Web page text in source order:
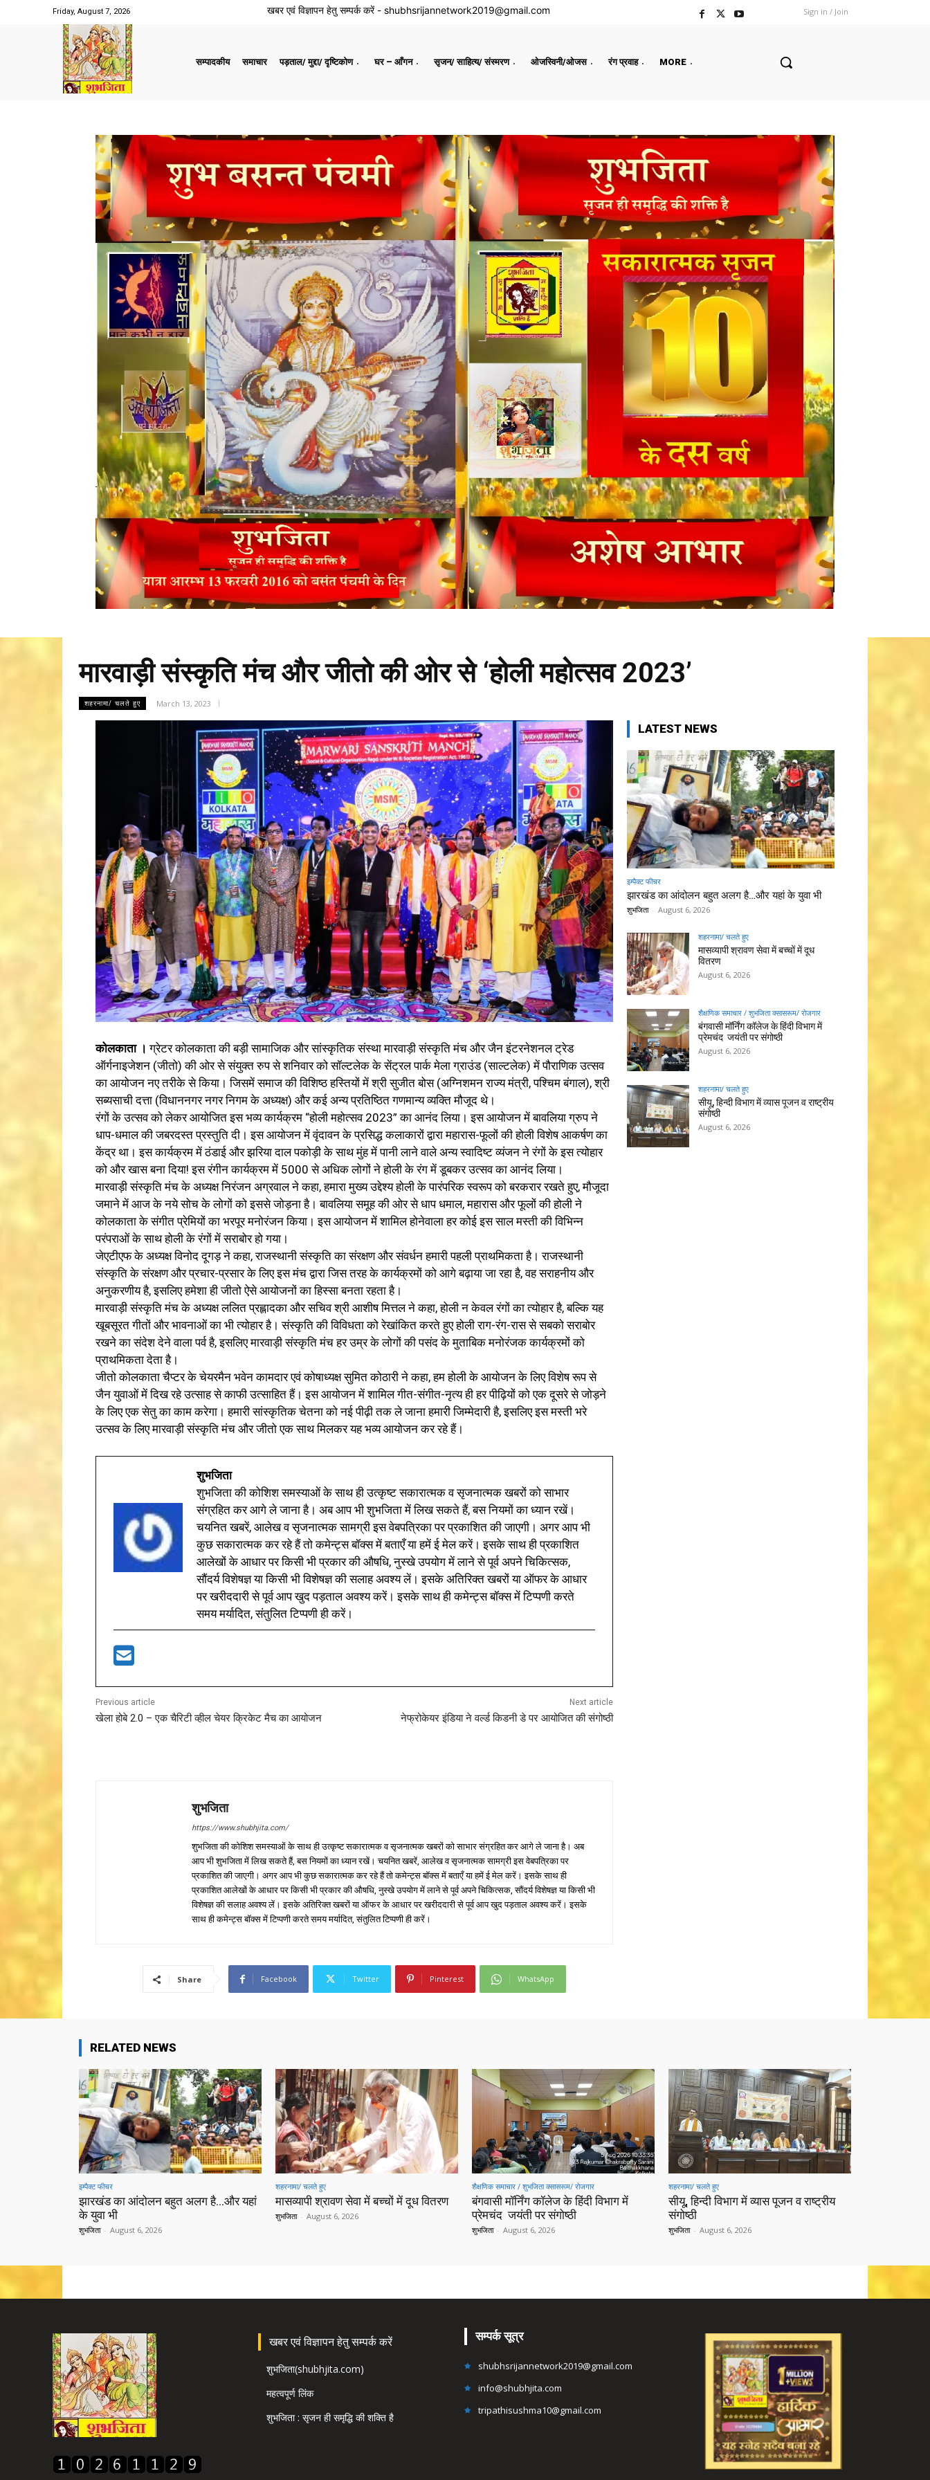
Friday, August 7, 2026 खबर एवं विज्ञापन हेतु सम्पर्क करें - shubhsrijannetwork2019@gmail.com Sign in / Join
सम्पादकीय समाचार पड़ताल/ मुद्दा/ दृष्टिकोण घर – आँगन सृजन/ साहित्य/ संस्मरण ओजस्विनी/ओजस रंग प्रवाह MORE
मारवाड़ी संस्कृति मंच और जीतो की ओर से ‘होली महोत्सव 2023’
शहरनामा/ चलते हुए March 13, 2023
कोलकाता । ग्रेटर कोलकाता की बड़ी सामाजिक और सांस्कृतिक संस्था मारवाड़ी संस्कृति मंच और जैन इंटरनेशनल ट्रेड
ऑर्गनाइजेशन (जीतो) की ओर से संयुक्त रुप से शनिवार को सॉल्टलेक के सेंट्रल पार्क मेला ग्राउंड (साल्टलेक) में पौराणिक उत्सव
का आयोजन नए तरीके से किया। जिसमें समाज की विशिष्ठ हस्तियों में श्री सुजीत बोस (अग्निशमन राज्य मंत्री, पश्चिम बंगाल), श्री
सब्यसाची दत्ता (विधाननगर नगर निगम के अध्यक्ष) और कई अन्य प्रतिष्ठित गणमान्य व्यक्ति मौजूद थे।
रंगों के उत्सव को लेकर आयोजित इस भव्य कार्यक्रम “होली महोत्सव 2023” का आनंद लिया। इस आयोजन में बावलिया ग्रुप ने
धाप-धमाल की जबरदस्त प्रस्तुति दी। इस आयोजन में वृंदावन के प्रसिद्ध कलाकारों द्वारा महारास-फूलों की होली विशेष आकर्षण का
केंद्र था। इस कार्यक्रम में ठंडाई और झरिया दाल पकोड़ी के साथ मुंह में पानी लाने वाले अन्य स्वादिष्ट व्यंजन ने रंगों के इस त्योहार
को और खास बना दिया! इस रंगीन कार्यक्रम में 5000 से अधिक लोगों ने होली के रंग में डूबकर उत्सव का आनंद लिया।
मारवाड़ी संस्कृति मंच के अध्यक्ष निरंजन अग्रवाल ने कहा, हमारा मुख्य उद्देश्य होली के पारंपरिक स्वरूप को बरकरार रखते हुए, मौजूदा
जमाने में आज के नये सोच के लोगों को इससे जोड़ना है। बावलिया समूह की ओर से धाप धमाल, महारास और फूलों की होली ने
कोलकाता के संगीत प्रेमियों का भरपूर मनोरंजन किया। इस आयोजन में शामिल होनेवाला हर कोई इस साल मस्ती की विभिन्न
परंपराओं के साथ होली के रंगों में सराबोर हो गया।
जेएटीएफ के अध्यक्ष विनोद दूगड़ ने कहा, राजस्थानी संस्कृति का संरक्षण और संवर्धन हमारी पहली प्राथमिकता है। राजस्थानी
संस्कृति के संरक्षण और प्रचार-प्रसार के लिए इस मंच द्वारा जिस तरह के कार्यक्रमों को आगे बढ़ाया जा रहा है, वह सराहनीय और
अनुकरणीय है, इसलिए हमेशा ही जीतो ऐसे आयोजनों का हिस्सा बनता रहता है।
मारवाड़ी संस्कृति मंच के अध्यक्ष ललित प्रह्लादका और सचिव श्री आशीष मित्तल ने कहा, होली न केवल रंगों का त्योहार है, बल्कि यह
खूबसूरत गीतों और भावनाओं का भी त्योहार है। संस्कृति की विविधता को रेखांकित करते हुए होली राग-रंग-रास से सबको सराबोर
रखने का संदेश देने वाला पर्व है, इसलिए मारवाड़ी संस्कृति मंच हर उम्र के लोगों की पसंद के मुताबिक मनोरंजक कार्यक्रमों को
प्राथमिकता देता है।
जीतो कोलकाता चैप्टर के चेयरमैन भवेन कामदार एवं कोषाध्यक्ष सुमित कोठारी ने कहा, हम होली के आयोजन के लिए विशेष रूप से
जैन युवाओं में दिख रहे उत्साह से काफी उत्साहित हैं। इस आयोजन में शामिल गीत-संगीत-नृत्य ही हर पीढ़ियों को एक दूसरे से जोड़ने
के लिए एक सेतु का काम करेगा। हमारी सांस्कृतिक चेतना को नई पीढ़ी तक ले जाना हमारी जिम्मेदारी है, इसलिए इस मस्ती भरे
उत्सव के लिए मारवाड़ी संस्कृति मंच और जीतो एक साथ मिलकर यह भव्य आयोजन कर रहे हैं।
शुभजिता
शुभजिता की कोशिश समस्याओं के साथ ही उत्कृष्ट सकारात्मक व सृजनात्मक खबरों को साभार
संग्रहित कर आगे ले जाना है। अब आप भी शुभजिता में लिख सकते हैं, बस नियमों का ध्यान रखें।
चयनित खबरें, आलेख व सृजनात्मक सामग्री इस वेबपत्रिका पर प्रकाशित की जाएगी। अगर आप भी
कुछ सकारात्मक कर रहे हैं तो कमेन्ट्स बॉक्स में बताएँ या हमें ई मेल करें। इसके साथ ही प्रकाशित
आलेखों के आधार पर किसी भी प्रकार की औषधि, नुस्खे उपयोग में लाने से पूर्व अपने चिकित्सक,
सौंदर्य विशेषज्ञ या किसी भी विशेषज्ञ की सलाह अवश्य लें। इसके अतिरिक्त खबरों या ऑफर के आधार
पर खरीददारी से पूर्व आप खुद पड़ताल अवश्य करें। इसके साथ ही कमेन्ट्स बॉक्स में टिप्पणी करते
समय मर्यादित, संतुलित टिप्पणी ही करें।
Previous article
खेला होबे 2.0 – एक चैरिटी व्हील चेयर क्रिकेट मैच का आयोजन
Next article
नेफ्रोकेयर इंडिया ने वर्ल्ड किडनी डे पर आयोजित की संगोष्ठी
शुभजिता
https://www.shubhjita.com/
शुभजिता की कोशिश समस्याओं के साथ ही उत्कृष्ट सकारात्मक व सृजनात्मक खबरों को साभार संग्रहित कर आगे ले जाना है। अब
आप भी शुभजिता में लिख सकते हैं, बस नियमों का ध्यान रखें। चयनित खबरें, आलेख व सृजनात्मक सामग्री इस वेबपत्रिका पर
प्रकाशित की जाएगी। अगर आप भी कुछ सकारात्मक कर रहे हैं तो कमेन्ट्स बॉक्स में बताएँ या हमें ई मेल करें। इसके साथ ही
प्रकाशित आलेखों के आधार पर किसी भी प्रकार की औषधि, नुस्खे उपयोग में लाने से पूर्व अपने चिकित्सक, सौंदर्य विशेषज्ञ या किसी भी
विशेषज्ञ की सलाह अवश्य लें। इसके अतिरिक्त खबरों या ऑफर के आधार पर खरीददारी से पूर्व आप खुद पड़ताल अवश्य करें। इसके
साथ ही कमेन्ट्स बॉक्स में टिप्पणी करते समय मर्यादित, संतुलित टिप्पणी ही करें।
Share Facebook Twitter Pinterest WhatsApp
LATEST NEWS
इम्पैक्ट फीचर
झारखंड का आंदोलन बहुत अलग है…और यहां के युवा भी
शुभजिता - August 6, 2026
शहरनामा/ चलते हुए
मासव्यापी श्रावण सेवा में बच्चों में दूध
वितरण
August 6, 2026
शैक्षणिक समाचार / शुभजिता क्सासरूम/ रोजगार
बंगवासी मॉर्निंग कॉलेज के हिंदी विभाग में
प्रेमचंद जयंती पर संगोष्ठी
August 6, 2026
शहरनामा/ चलते हुए
सीयू, हिन्दी विभाग में व्यास पूजन व राष्ट्रीय
संगोष्ठी
August 6, 2026
RELATED NEWS
इम्पैक्ट फीचर
झारखंड का आंदोलन बहुत अलग है…और यहां
के युवा भी
शुभजिता - August 6, 2026
शहरनामा/ चलते हुए
मासव्यापी श्रावण सेवा में बच्चों में दूध वितरण
शुभजिता - August 6, 2026
शैक्षणिक समाचार / शुभजिता क्सासरूम/ रोजगार
बंगवासी मॉर्निंग कॉलेज के हिंदी विभाग में
प्रेमचंद जयंती पर संगोष्ठी
शुभजिता - August 6, 2026
शहरनामा/ चलते हुए
सीयू, हिन्दी विभाग में व्यास पूजन व राष्ट्रीय
संगोष्ठी
शुभजिता - August 6, 2026
खबर एवं विज्ञापन हेतु सम्पर्क करें
शुभजिता(shubhjita.com)
महत्वपूर्ण लिंक
शुभजिता : सृजन ही समृद्धि की शक्ति है
सम्पर्क सूत्र
shubhsrijannetwork2019@gmail.com
info@shubhjita.com
tripathisushma10@gmail.com